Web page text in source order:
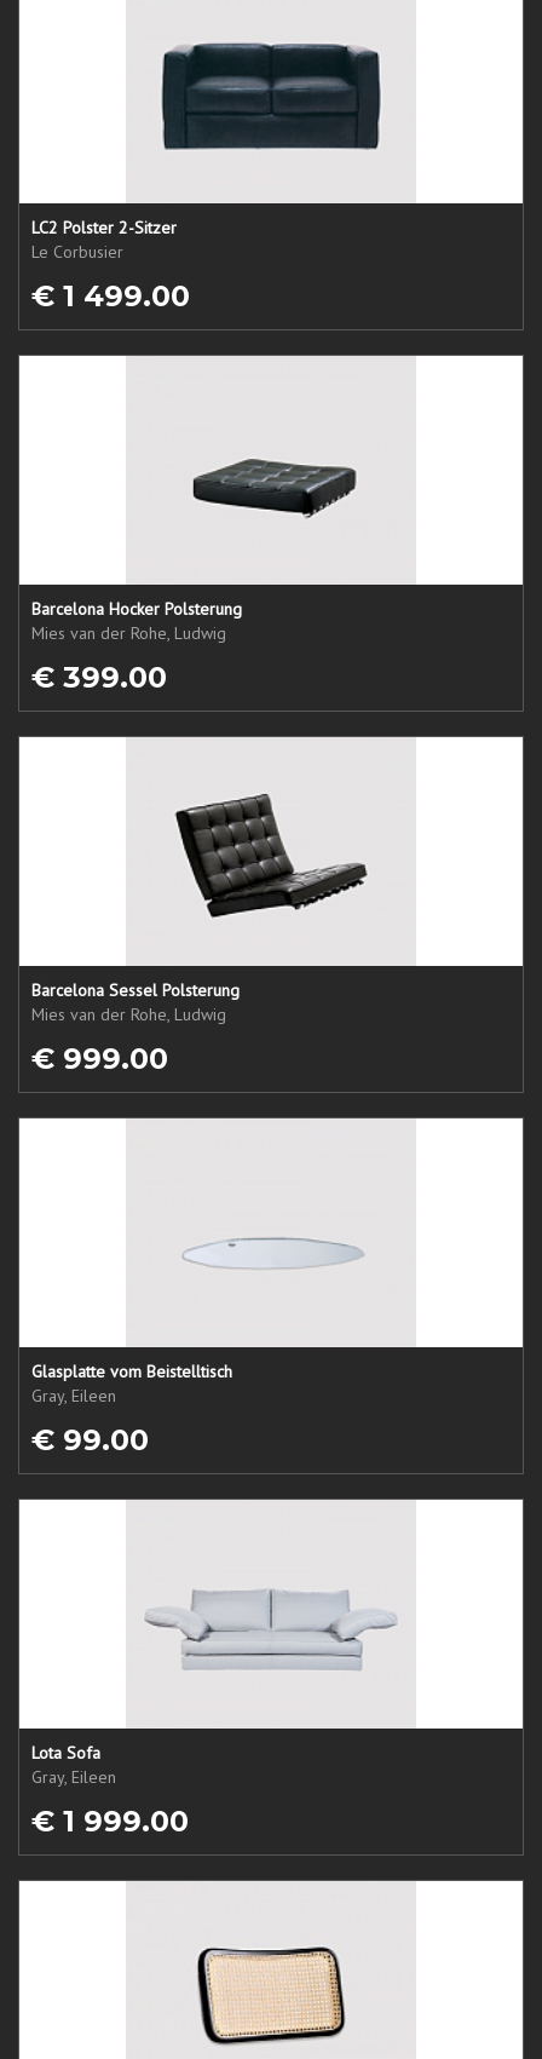
LC2 Polster 2-Sitzer
Le Corbusier
€ 1 499.00
Barcelona Hocker Polsterung
Mies van der Rohe, Ludwig
€ 399.00
Barcelona Sessel Polsterung
Mies van der Rohe, Ludwig
€ 999.00
Glasplatte vom Beistelltisch
Gray, Eileen
€ 99.00
Lota Sofa
Gray, Eileen
€ 1 999.00